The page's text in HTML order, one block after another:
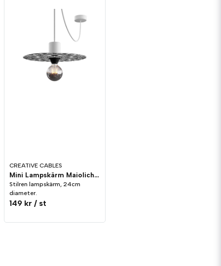
CREATIVE CABLES
Mini Lampskärm Maioliche 24cm Svart Utomhus
Stilren lampskärm, 24cm
diameter.
149 kr / st